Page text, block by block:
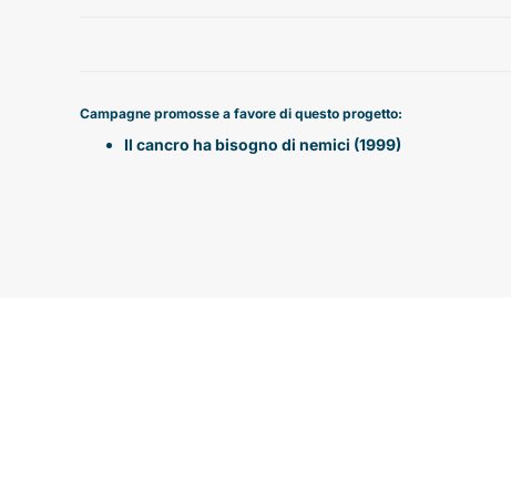
Campagne promosse a favore di questo progetto:
Il cancro ha bisogno di nemici (1999)